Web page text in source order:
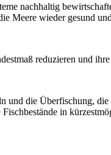
nachhaltig
Meere wieder gesund
reduzieren und
und die Überfischung,
in